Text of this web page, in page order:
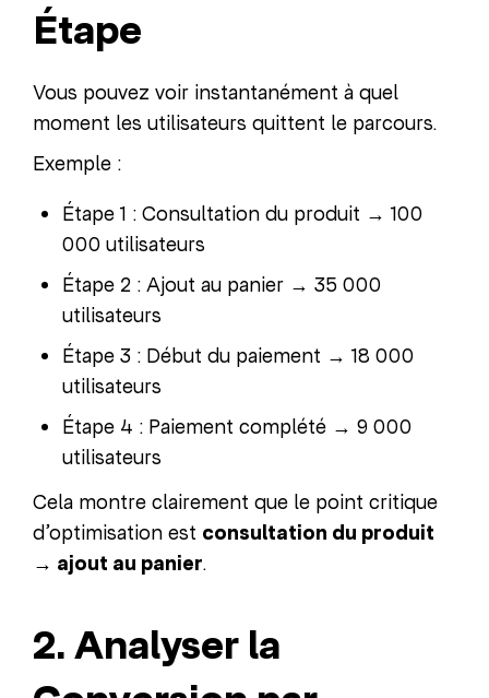
Étape
Vous pouvez voir instantanément à quel
moment les utilisateurs quittent le parcours.
Exemple :
Étape 1 : Consultation du produit → 100
000 utilisateurs
Étape 2 : Ajout au panier → 35 000
utilisateurs
Étape 3 : Début du paiement → 18 000
utilisateurs
Étape 4 : Paiement complété → 9 000
utilisateurs
Cela montre clairement que le point critique
d’optimisation est consultation du produit
→ ajout au panier.
2. Analyser la